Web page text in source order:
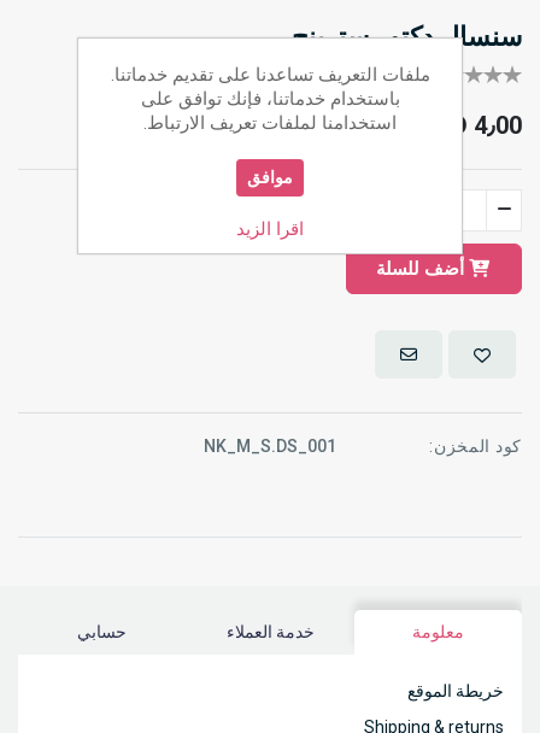
سنسال دكتور سترينج
كل أول من يقيم هذا المنتج
JOD 4٫00
أضف للسلة
كود المخزن: NK_M_S.DS_001
معلومة خدمة العملاء حسابي
خريطة الموقع
Shipping & returns
ملفات التعريف تساعدنا على تقديم خدماتنا.
باستخدام خدماتنا، فإنك توافق على
استخدامنا لملفات تعريف الارتباط.
موافق
اقرا الزيد